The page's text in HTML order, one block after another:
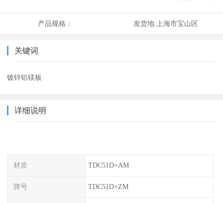
产品规格： 发货地: 上海市宝山区
关键词
镀锌铝镁板
详细说明
材质 TDC51D+AM
牌号 TDC51D+ZM